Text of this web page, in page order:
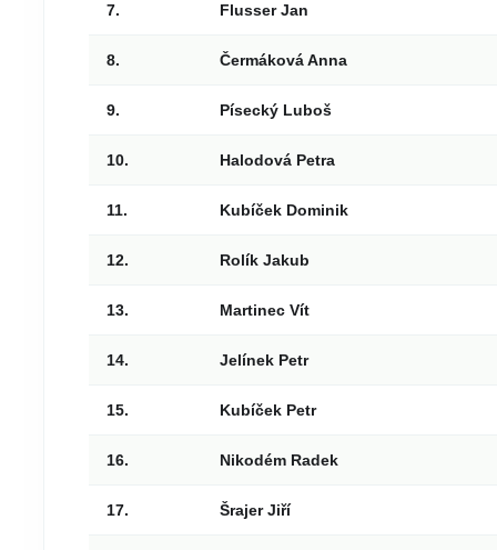
7. Flusser Jan
8. Čermáková Anna
9. Písecký Luboš
10. Halodová Petra
11. Kubíček Dominik
12. Rolík Jakub
13. Martinec Vít
14. Jelínek Petr
15. Kubíček Petr
16. Nikodém Radek
17. Šrajer Jiří